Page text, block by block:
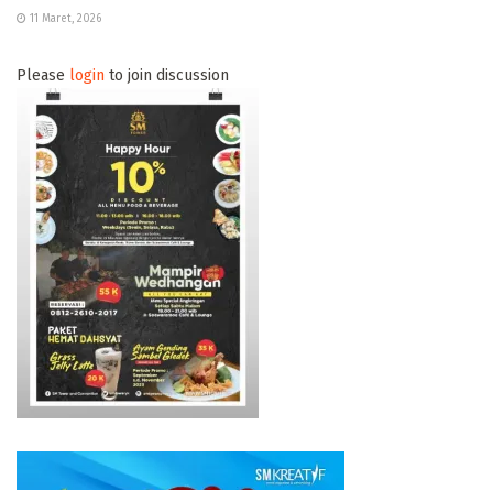
11 Maret, 2026
Please login to join discussion